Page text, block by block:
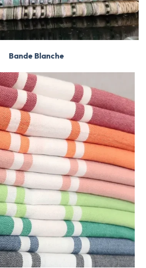
Bande Blanche